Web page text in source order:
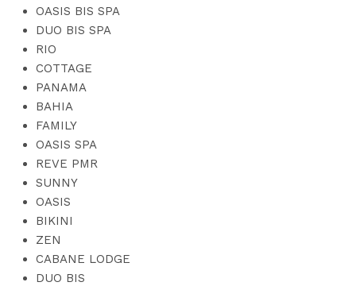
OASIS BIS SPA
DUO BIS SPA
RIO
COTTAGE
PANAMA
BAHIA
FAMILY
OASIS SPA
REVE PMR
SUNNY
OASIS
BIKINI
ZEN
CABANE LODGE
DUO BIS